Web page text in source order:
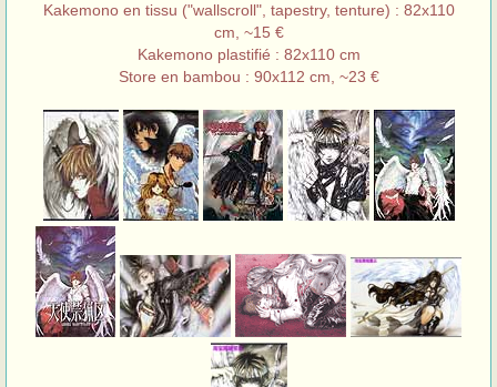
Kakemono en tissu ("wallscroll", tapestry, tenture) : 82x110
cm, ~15 €
Kakemono plastifié : 82x110 cm
Store en bambou : 90x112 cm, ~23 €